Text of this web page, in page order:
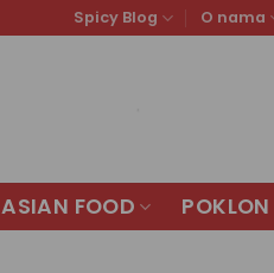
Spicy Blog O nama
ASIAN FOOD